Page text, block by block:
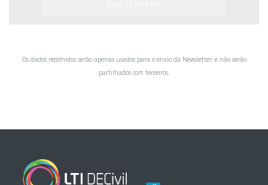
Os dados recolhidos serão apenas usados para o envio da Newsletter, e não serão
partilhados com terceiros.